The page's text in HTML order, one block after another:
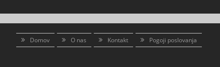
Domov O nas Kontakt Pogoji poslovanja